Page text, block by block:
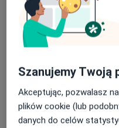
Zobacz galerię (2)
Szanujemy Twoją
Akceptując, pozwalasz
plików cookie (lub
danych do celów